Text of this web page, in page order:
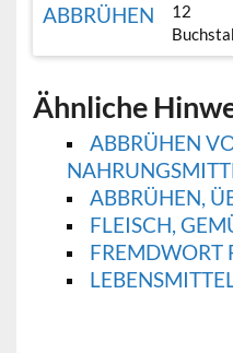
ABBRÜHEN
12
Ähnliche
ABBRÜHEN
ABBRÜHEN,
FLEISCH,
FREMDWORT